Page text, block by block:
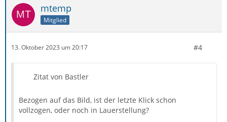
mtemp
Mitglied
13. Oktober 2023 um 20:17 #4
Zitat von Bastler
Bezogen auf das Bild, ist der letzte Klick schon
vollzogen, oder noch in Lauerstellung?